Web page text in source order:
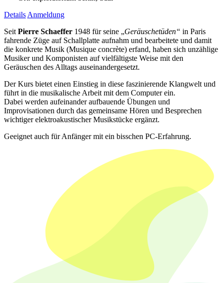
Details Anmeldung
Seit Pierre Schaeffer 1948 für seine „Geräuschetüden“ in Paris
fahrende Züge auf Schallplatte aufnahm und bearbeitete und damit
die konkrete Musik (Musique concrète) erfand, haben sich unzählige
Musiker und Komponisten auf vielfältigste Weise mit den
Geräuschen des Alltags auseinandergesetzt.
Der Kurs bietet einen Einstieg in diese faszinierende Klangwelt und
führt in die musikalische Arbeit mit dem Computer ein.
Dabei werden aufeinander aufbauende Übungen und
Improvisationen durch das gemeinsame Hören und Besprechen
wichtiger elektroakustischer Musikstücke ergänzt.
Geeignet auch für Anfänger mit ein bisschen PC-Erfahrung.